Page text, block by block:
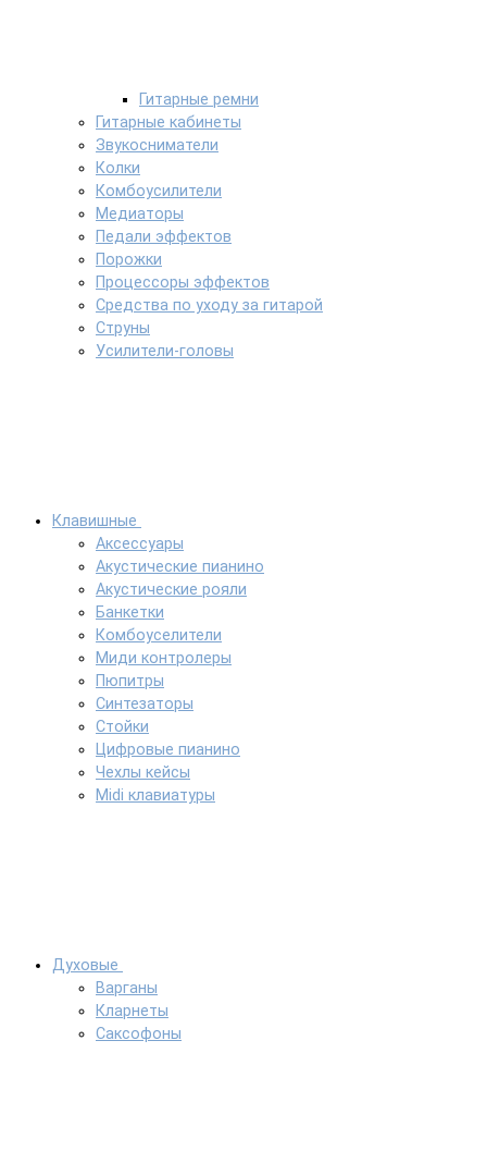
Гитарные ремни
Гитарные кабинеты
Звукосниматели
Колки
Комбоусилители
Медиаторы
Педали эффектов
Порожки
Процессоры эффектов
Средства по уходу за гитарой
Струны
Усилители-головы
Клавишные
Аксессуары
Акустические пианино
Акустические рояли
Банкетки
Комбоуселители
Миди контролеры
Пюпитры
Синтезаторы
Стойки
Цифровые пианино
Чехлы кейсы
Midi клавиатуры
Духовые
Варганы
Кларнеты
Саксофоны